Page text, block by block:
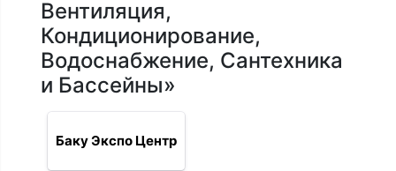
Вентиляция,
Кондиционирование,
Водоснабжение, Сантехника
и Бассейны»
Баку Экспо Центр